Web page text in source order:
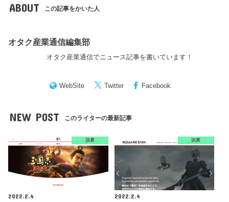
ABOUT この記事をかいた人
オタク産業通信編集部
オタク産業通信でニュース記事を書いています！
WebSite Twitter Facebook
NEW POST このライターの最新記事
決算
2022.2.4
決算
2022.2.4